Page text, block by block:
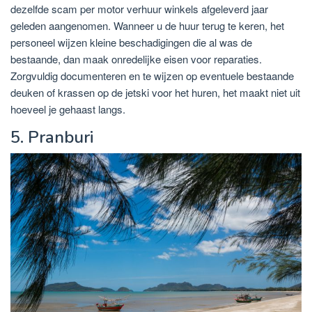
dezelfde scam per motor verhuur winkels afgeleverd jaar
geleden aangenomen. Wanneer u de huur terug te keren, het
personeel wijzen kleine beschadigingen die al was de
bestaande, dan maak onredelijke eisen voor reparaties.
Zorgvuldig documenteren en te wijzen op eventuele bestaande
deuken of krassen op de jetski voor het huren, het maakt niet uit
hoeveel je gehaast langs.
5. Pranburi